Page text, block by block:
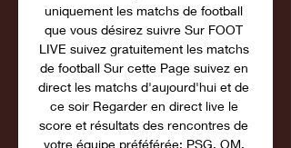
uniquement les matchs de football
que vous désirez suivre Sur FOOT
LIVE suivez gratuitement les matchs
de football Sur cette Page suivez en
direct les matchs d'aujourd'hui et de
ce soir Regarder en direct live le
score et résultats des rencontres de
votre équipe préféférée: PSG, OM,